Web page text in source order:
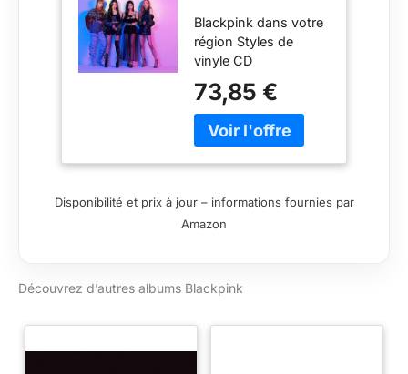
Blackpink dans votre
région Styles de
vinyle CD
73,85 €
Disponibilité et prix à jour – informations fournies par
Amazon
Découvrez d’autres albums Blackpink